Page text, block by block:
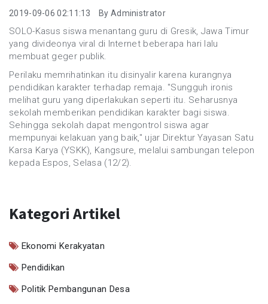
2019-09-06 02:11:13 By Administrator
SOLO-Kasus siswa menantang guru di Gresik, Jawa Timur
yang divideonya viral di Internet beberapa hari lalu
membuat geger publik.
Perilaku memrihatinkan itu disinyalir karena kurangnya
pendidikan karakter terhadap remaja. "Sungguh ironis
melihat guru yang diperlakukan seperti itu. Seharusnya
sekolah memberikan pendidikan karakter bagi siswa.
Sehingga sekolah dapat mengontrol siswa agar
mempunyai kelakuan yang baik," ujar Direktur Yayasan Satu
Karsa Karya (YSKK), Kangsure, melalui sambungan telepon
kepada Espos, Selasa (12/2).
Kategori Artikel
Ekonomi Kerakyatan
Pendidikan
Politik Pembangunan Desa